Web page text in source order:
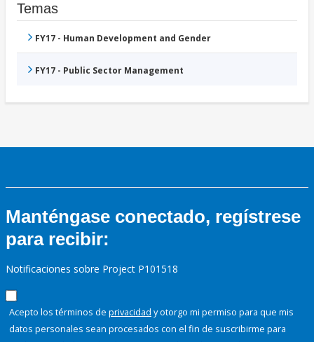
Temas
FY17 - Human Development and Gender
FY17 - Public Sector Management
Manténgase conectado, regístrese
para recibir:
Notificaciones sobre Project P101518
Acepto los términos de privacidad y otorgo mi permiso para que mis
datos personales sean procesados con el fin de suscribirme para